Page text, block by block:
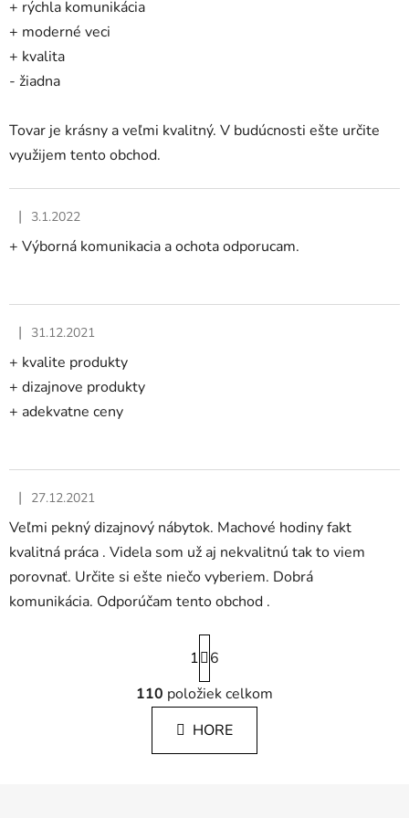
+ rýchla komunikácia
+ moderné veci
+ kvalita
- žiadna
Tovar je krásny a veľmi kvalitný. V budúcnosti ešte určite
využijem tento obchod.
Hodnotenie obchodu je 5 z 5 hviezdičiek.
| 3.1.2022
+ Výborná komunikacia a ochota odporucam.
Hodnotenie obchodu je 5 z 5 hviezdičiek.
| 31.12.2021
+ kvalite produkty
+ dizajnove produkty
+ adekvatne ceny
Hodnotenie obchodu je 5 z 5 hviezdičiek.
| 27.12.2021
Veľmi pekný dizajnový nábytok. Machové hodiny fakt
kvalitná práca . Videla som už aj nekvalitnú tak to viem
porovnať. Určite si ešte niečo vyberiem. Dobrá
komunikácia. Odporúčam tento obchod .
O
v
l
á
S
t
r
á
n
k
1
6
110 položiek celkom
HORE